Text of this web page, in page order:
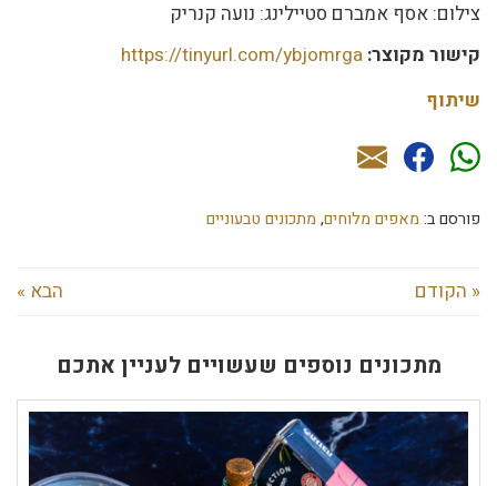
צילום: אסף אמברם סטיילינג: נועה קנריק
קישור מקוצר: https://tinyurl.com/ybjomrga
שיתוף
פורסם ב: מאפים מלוחים, מתכונים טבעוניים
« הקודם הבא »
מתכונים נוספים שעשויים לעניין אתכם